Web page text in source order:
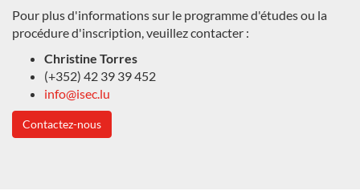
Pour plus d'informations sur le programme d'études ou la
procédure d'inscription, veuillez contacter :
Christine Torres
(+352) 42 39 39 452
info@isec.lu
Contactez-nous